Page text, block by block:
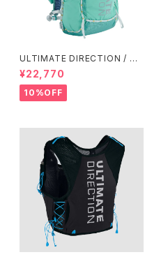
ULTIMATE DIRECTION / ア
ルティメット ディレクション Fas
tpackher 20 Women'S / Em
erald 2.0
¥22,770
10%OFF